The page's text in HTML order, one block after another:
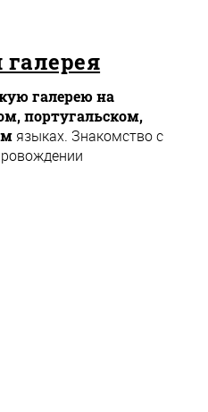
галерея
галерею на
португальском,
языках. Знакомство с